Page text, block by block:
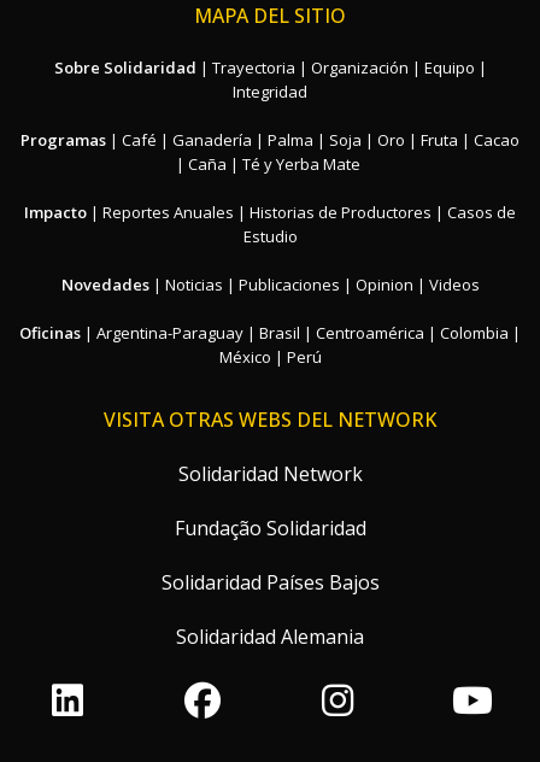
MAPA DEL SITIO
Sobre Solidaridad | Trayectoria | Organización | Equipo |
Integridad
Programas | Café | Ganadería | Palma | Soja | Oro | Fruta | Cacao
| Caña | Té y Yerba Mate
Impacto | Reportes Anuales | Historias de Productores | Casos de
Estudio
Novedades| Noticias | Publicaciones | Opinion | Videos
Oficinas | Argentina-Paraguay | Brasil | Centroamérica | Colombia |
México | Perú
VISITA OTRAS WEBS DEL NETWORK
Solidaridad Network
Fundação Solidaridad
Solidaridad Países Bajos
Solidaridad Alemania